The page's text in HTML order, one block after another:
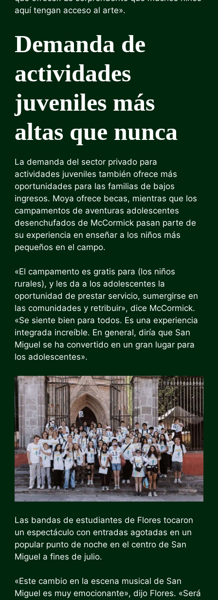
aquí tengan acceso al arte».
Demanda de
actividades
juveniles más
altas que nunca
La demanda del sector privado para
actividades juveniles también ofrece más
oportunidades para las familias de bajos
ingresos. Moya ofrece becas, mientras que los
campamentos de aventuras adolescentes
desenchufados de McCormick pasan parte de
su experiencia en enseñar a los niños más
pequeños en el campo.
«El campamento es gratis para (los niños
rurales), y les da a los adolescentes la
oportunidad de prestar servicio, sumergirse en
las comunidades y retribuir», dice McCormick.
«Se siente bien para todos. Es una experiencia
integrada increíble. En general, diría que San
Miguel se ha convertido en un gran lugar para
los adolescentes».
Las bandas de estudiantes de Flores tocaron
un espectáculo con entradas agotadas en un
popular punto de noche en el centro de San
Miguel a fines de julio.
«Este cambio en la escena musical de San
Miguel es muy emocionante», dijo Flores. «Será